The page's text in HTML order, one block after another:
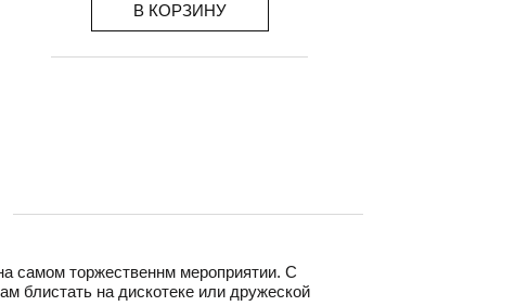
В КОРЗИНУ
самом торжественнм мероприятии. С
блистать на дискотеке или дружеской